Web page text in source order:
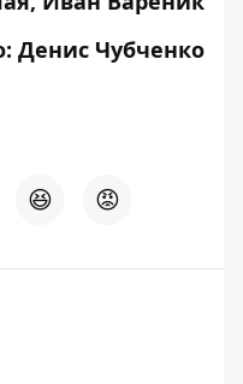
Денис Чубченко
😆 😡